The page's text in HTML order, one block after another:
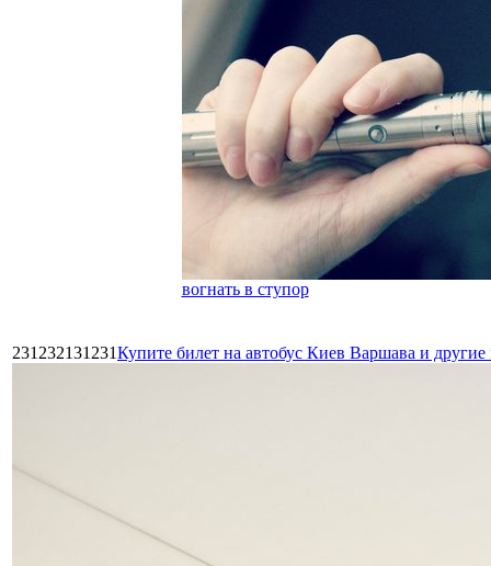
вогнать в ступор
231232131231Купите билет на автобус Киев Варшава и